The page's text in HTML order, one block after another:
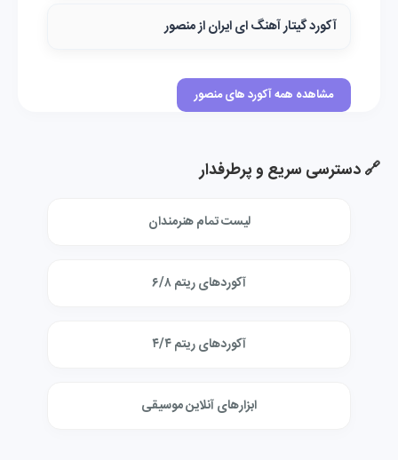
آکورد گیتار آهنگ ای ایران از منصور
مشاهده همه آکورد های منصور
🔗 دسترسی سریع و پرطرفدار
لیست تمام هنرمندان
آکوردهای ریتم ۶/۸
آکوردهای ریتم ۴/۴
ابزارهای آنلاین موسیقی